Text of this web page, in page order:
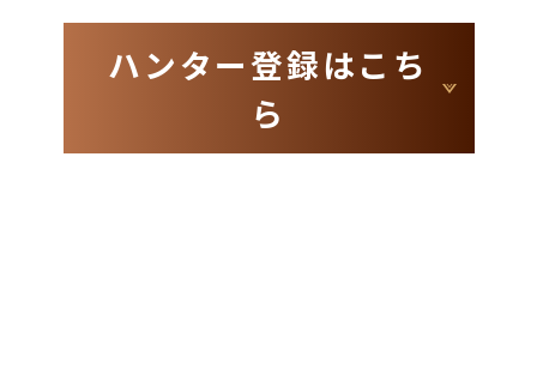
ハンター登録はこち
ら